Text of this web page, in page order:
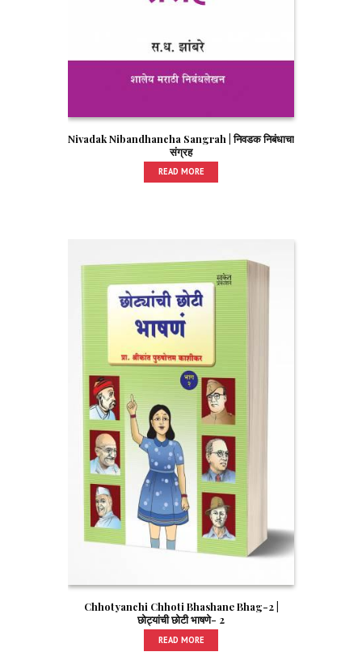
Nivadak Nibandhancha Sangrah | निवडक निबंधाचा
संग्रह
READ MORE
Chhotyanchi Chhoti Bhashane Bhag-2 |
छोट्यांची छोटी भाषणे- 2
READ MORE